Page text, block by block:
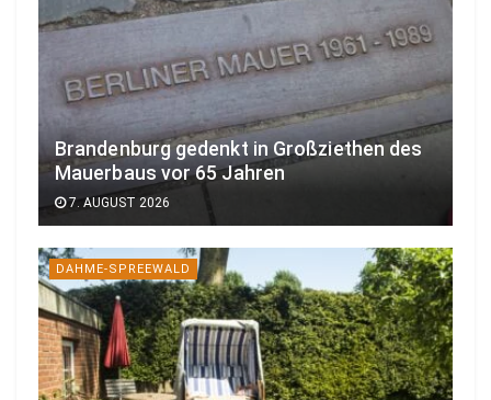
Brandenburg gedenkt in Großziethen des
Mauerbaus vor 65 Jahren
7. AUGUST 2026
DAHME-SPREEWALD